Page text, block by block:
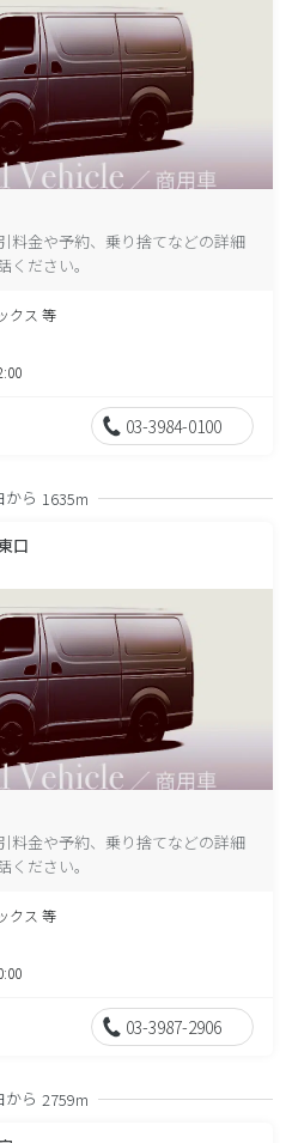
料金や予約、乗り捨てなどの詳細
ださい。
クス 等
03-3984-0100
から 1635m
口
料金や予約、乗り捨てなどの詳細
ださい。
クス 等
03-3987-2906
から 2759m